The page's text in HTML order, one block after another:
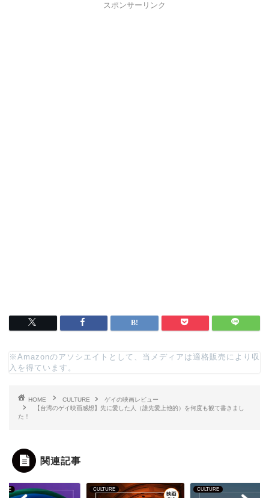
スポンサーリンク
※Amazonのアソシエイトとして、当メディアは適格販売により収
入を得ています。
HOME CULTURE
ゲイの映画レビュー
【台湾のゲイ映画感想】先に愛した人（誰先愛上他的）を何度も観て書きまし
た！
関連記事
CULTURE CULTURE CULTURE